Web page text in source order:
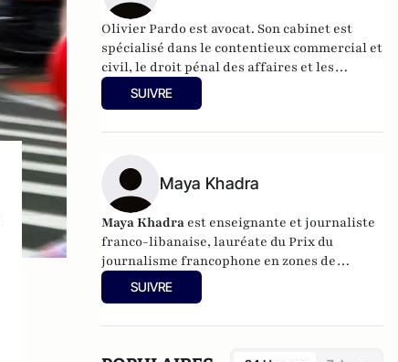
Olivier Pardo est avocat. Son cabinet est
spécialisé dans le contentieux commercial et
civil, le droit pénal des affaires et les
procédures collectives. Olivier Pardo
conseille et assiste des Etats, des
plus complexes. Olivier Pardo est un ancien
magistrat, il a exercé les fonctions de juge
d’instruction et de président de chambres
correctionnelles et civiles.
SUIVRE
Maya Khadra
Maya Khadra est enseignante et journaliste
franco-libanaise, lauréate du Prix du
journalisme francophone en zones de
conflits en 2013 et ancienne journaliste à
L'Orient-Le Jour.
SUIVRE